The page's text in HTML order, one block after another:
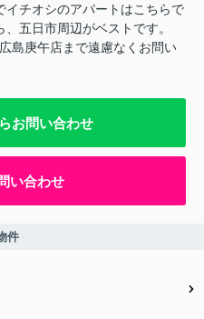
チオシのアパートはこちらで
五日市周辺がベストです。
島庚午店まで遠慮なくお問い
お問い合わせ
い合わせ
件